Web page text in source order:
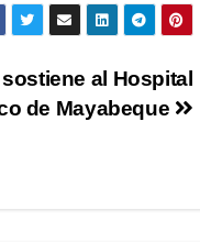
al Hospital
de Mayabeque